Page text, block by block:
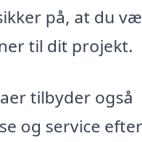
på, at du
til dit projekt.
tilbyder også
og service efter